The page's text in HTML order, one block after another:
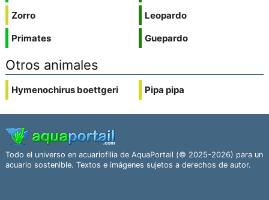
Zorro
Primates
Leopardo
Guepardo
Otros animales
Hymenochirus boettgeri Pipa pipa
Todo el universo en acuariofilia de AquaPortail (© 2025-2026) para un
acuario sostenible. Textos e imágenes sujetos a derechos de autor.